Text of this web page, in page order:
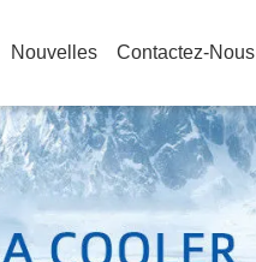
Nouvelles Contactez-Nous